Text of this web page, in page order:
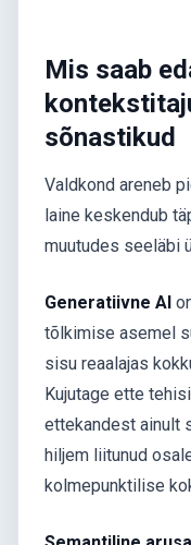
Mis saab
sõnastikud
Valdkond areneb
laine keskendub
muutudes seeläbi
Generatiivne AI
tõlkimise asemel
sisu reaalajas
Kujutage ette
ettekandest ainult
hiljem liitunud
kolmepunktilise